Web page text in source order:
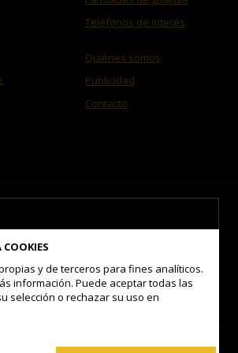
Teléfonos de interés
Quiénes somos
Publicidad
Contacto
de uso
y de terceros para fines analíticos.
información. Puede aceptar todas las
selección o rechazar su uso en